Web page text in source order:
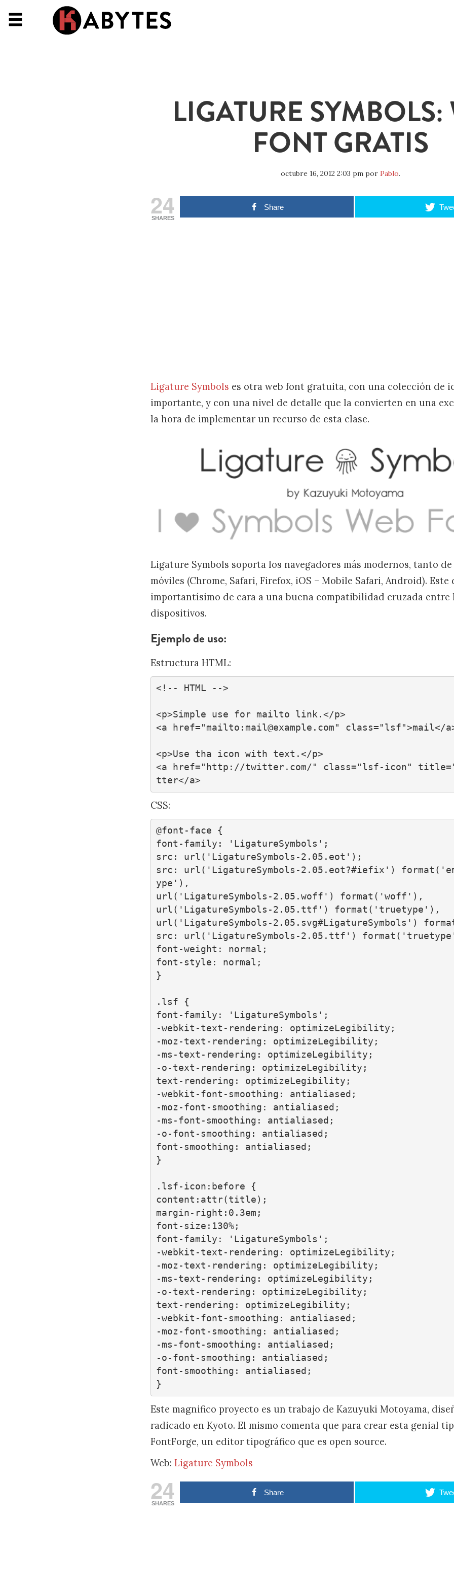
LIGATURE SYMBOLS:
FONT GRATIS
octubre 16, 2012 2:03 pm por Pablo.
24
SHARES
Share
Ligature Symbols es otra web font gratuita, con una colección de
importante, y con una nivel de detalle que la convierten en una
la hora de implementar un recurso de esta clase.
Ligature Symbols soporta los navegadores más modernos, tanto
móviles (Chrome, Safari, Firefox, iOS – Mobile Safari, Android). Este
importantísimo de cara a una buena compatibilidad cruzada
dispositivos.
Ejemplo de uso:
Estructura HTML:
<!-- HTML -->
<p>Simple use for mailto link.</p>
<a href="mailto:mail@example.com" class="lsf">mail</
<p>Use tha icon with text.</p>
<a href="http://twitter.com/" class="lsf-icon"
tter</a>
CSS:
@font-face {
font-family: 'LigatureSymbols';
src: url('LigatureSymbols-2.05.eot');
src: url('LigatureSymbols-2.05.eot?#iefix')
ype'),
url('LigatureSymbols-2.05.woff') format('woff'),
url('LigatureSymbols-2.05.ttf') format('truetype'),
url('LigatureSymbols-2.05.svg#LigatureSymbols')
src: url('LigatureSymbols-2.05.ttf')
font-weight: normal;
font-style: normal;
}
.lsf {
font-family: 'LigatureSymbols';
-webkit-text-rendering: optimizeLegibility;
-moz-text-rendering: optimizeLegibility;
-ms-text-rendering: optimizeLegibility;
-o-text-rendering: optimizeLegibility;
text-rendering: optimizeLegibility;
-webkit-font-smoothing: antialiased;
-moz-font-smoothing: antialiased;
-ms-font-smoothing: antialiased;
-o-font-smoothing: antialiased;
font-smoothing: antialiased;
}
.lsf-icon:before {
content:attr(title);
margin-right:0.3em;
font-size:130%;
font-family: 'LigatureSymbols';
-webkit-text-rendering: optimizeLegibility;
-moz-text-rendering: optimizeLegibility;
-ms-text-rendering: optimizeLegibility;
-o-text-rendering: optimizeLegibility;
text-rendering: optimizeLegibility;
-webkit-font-smoothing: antialiased;
-moz-font-smoothing: antialiased;
-ms-font-smoothing: antialiased;
-o-font-smoothing: antialiased;
font-smoothing: antialiased;
}
Este magnifico proyecto es un trabajo de Kazuyuki Motoyama,
radicado en Kyoto. El mismo comenta que para crear esta genial
FontForge, un editor tipográfico que es open source.
Web: Ligature Symbols
24
SHARES
Share